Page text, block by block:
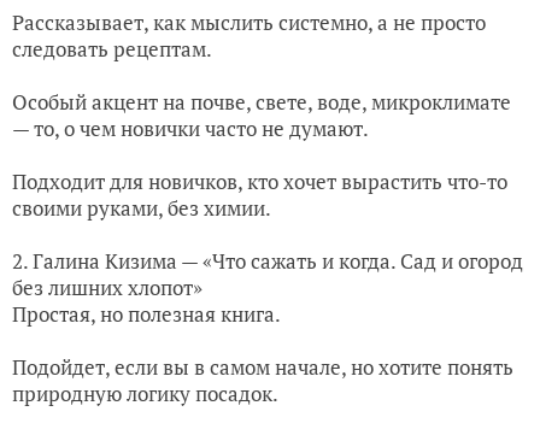
Рассказывает, как мыслить системно, а не просто
следовать рецептам.
Особый акцент на почве, свете, воде, микроклимате
— то, о чем новички часто не думают.
Подходит для новичков, кто хочет вырастить что-то
своими руками, без химии.
2. Галина Кизима — «Что сажать и когда. Сад и огород
без лишних хлопот»
Простая, но полезная книга.
Подойдет, если вы в самом начале, но хотите понять
природную логику посадок.